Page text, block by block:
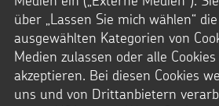
über „Lassen Sie mich wählen“
ausgewählten Kategorien von
Medien zulassen oder alle
akzeptieren. Bei diesen Cookies
uns und von Drittanbietern